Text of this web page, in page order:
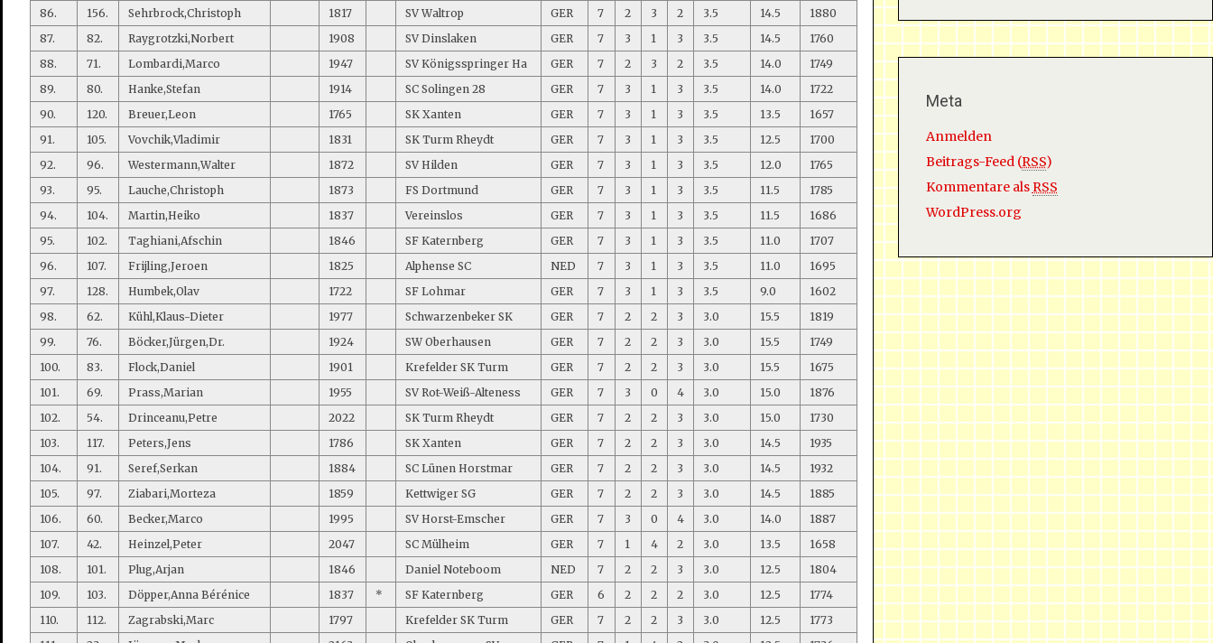
86.
156. Sehrbrock,Christoph 1817 SV Waltrop GER 7 2 3 2 3.5 14.5
1880
87.
82. Raygrotzki,Norbert 1908 SV Dinslaken GER 7 3 1 3 3.5 14.5
1760
88.
71. Lombardi,Marco 1947 SV Königsspringer Ha GER 7 2 3 2 3.5 14.0
1749
89.
80. Hanke,Stefan 1914 SC Solingen 28 GER 7 3 1 3 3.5 14.0
1722
90.
120. Breuer,Leon 1765 SK Xanten GER 7 3 1 3 3.5 13.5
1657
91.
105. Vovchik,Vladimir 1831 SK Turm Rheydt GER 7 3 1 3 3.5 12.5
1700
92.
96. Westermann,Walter 1872 SV Hilden GER 7 3 1 3 3.5 12.0
1765
93.
95. Lauche,Christoph 1873 FS Dortmund GER 7 3 1 3 3.5 11.5
1785
94.
104. Martin,Heiko 1837 Vereinslos GER 7 3 1 3 3.5 11.5
1686
95.
102. Taghiani,Afschin 1846 SF Katernberg GER 7 3 1 3 3.5 11.0
1707
96.
107. Frijling,Jeroen 1825 Alphense SC NED 7 3 1 3 3.5 11.0
1695
97.
128. Humbek,Olav 1722 SF Lohmar GER 7 3 1 3 3.5 9.0
1602
98.
62. Kühl,Klaus-Dieter 1977 Schwarzenbeker SK GER 7 2 2 3 3.0 15.5
1819
99.
76. Böcker,Jürgen,Dr. 1924 SW Oberhausen GER 7 2 2 3 3.0 15.5
1749
100.
83. Flock,Daniel 1901 Krefelder SK Turm GER 7 2 2 3 3.0 15.5
1675
101.
69. Prass,Marian 1955 SV Rot-Weiß-Alteness GER 7 3 0 4 3.0 15.0
1876
102.
54. Drinceanu,Petre 2022 SK Turm Rheydt GER 7 2 2 3 3.0 15.0
1730
103.
117. Peters,Jens 1786 SK Xanten GER 7 2 2 3 3.0 14.5
1935
104.
91. Seref,Serkan 1884 SC Lünen Horstmar GER 7 2 2 3 3.0 14.5
1932
105.
97. Ziabari,Morteza 1859 Kettwiger SG GER 7 2 2 3 3.0 14.5
1885
106.
60. Becker,Marco 1995 SV Horst-Emscher GER 7 3 0 4 3.0 14.0
1887
107.
42. Heinzel,Peter 2047 SC Mülheim GER 7 1 4 2 3.0 13.5
1658
108.
101. Plug,Arjan 1846 Daniel Noteboom NED 7 2 2 3 3.0 12.5
1804
109.
103. Döpper,Anna Bérénice 1837 * SF Katernberg GER 6 2 2 2 3.0 12.5
1774
110.
112. Zagrabski,Marc 1797 Krefelder SK Turm GER 7 2 2 3 3.0 12.5
1773
Meta
Anmelden
Beitrags-Feed (RSS)
Kommentare als RSS
WordPress.org